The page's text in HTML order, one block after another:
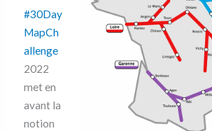
#30Day
MapCh
allenge
2022
met en
avant la
notion